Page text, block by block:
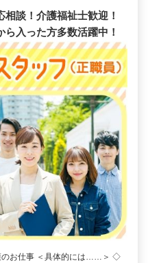
談！介護福祉士歓迎！
入った方多数活躍中！
のお仕事 ＜具体的には……＞ ◇